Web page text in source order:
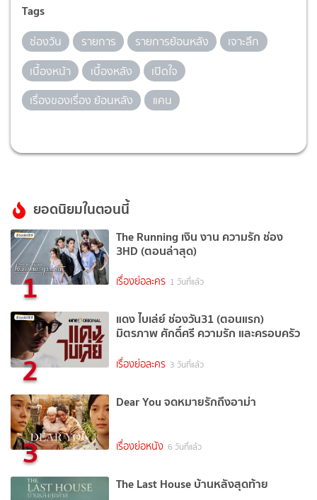
Tags
ช่องวัน รายการ รายการย้อนหลัง
เจาะลึก
เบื้องหน้า
เบื้องหลัง
เปิดใจ
เรื่องของเรื่อง ย้อนหลัง
แคน
ยอดนิยมในตอนนี้
1
The Running เงิน งาน ความรัก ช่อง
3HD (ตอนล่าสุด)
เรื่องย่อละคร 1 วันที่แล้ว
2
แดง ไบเล่ย์ ช่องวัน31 (ตอนแรก)
มิตรภาพ ศักดิ์ศรี ความรัก และครอบครัว
เรื่องย่อละคร 3 วันที่แล้ว
3
Dear You จดหมายรักถึงอาม่า
เรื่องย่อหนัง 6 วันที่แล้ว
The Last House บ้านหลังสุดท้าย